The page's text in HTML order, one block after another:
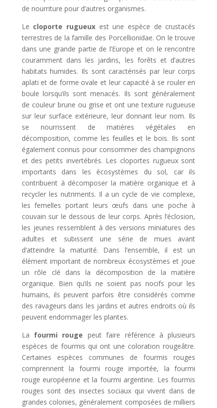
de nourriture pour d’autres organismes.
Le cloporte rugueux est une espèce de crustacés
terrestres de la famille des Porcellionidae. On le trouve
dans une grande partie de l’Europe et on le rencontre
couramment dans les jardins, les forêts et d’autres
habitats humides. Ils sont caractérisés par leur corps
aplati et de forme ovale et leur capacité à se rouler en
boule lorsqu’ils sont menacés. Ils sont généralement
de couleur brune ou grise et ont une texture rugueuse
sur leur surface extérieure, leur donnant leur nom. Ils
se nourrissent de matières végétales en
décomposition, comme les feuilles et le bois. Ils sont
également connus pour consommer des champignons
et des petits invertébrés. Les cloportes rugueux sont
importants dans les écosystèmes du sol, car ils
contribuent à décomposer la matière organique et à
recycler les nutriments. Il a un cycle de vie complexe,
les femelles portant leurs œufs dans une poche à
couvain sur le dessous de leur corps. Après l’éclosion,
les jeunes ressemblent à des versions miniatures des
adultes et subissent une série de mues avant
d’atteindre la maturité. Dans l’ensemble, il est un
élément important de nombreux écosystèmes et joue
un rôle clé dans la décomposition de la matière
organique. Bien qu’ils ne soient pas nocifs pour les
humains, ils peuvent parfois être considérés comme
des ravageurs dans les jardins et autres endroits où ils
peuvent endommager les plantes.
La fourmi rouge peut faire référence à plusieurs
espèces de fourmis qui ont une coloration rougeâtre.
Certaines espèces communes de fourmis rouges
comprennent la fourmi rouge importée, la fourmi
rouge européenne et la fourmi argentine. Les fourmis
rouges sont des insectes sociaux qui vivent dans de
grandes colonies, généralement composées de milliers